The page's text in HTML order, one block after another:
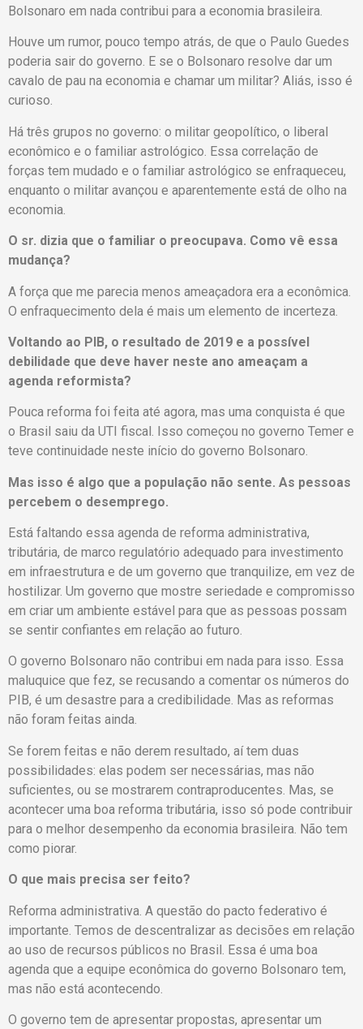
Bolsonaro em nada contribui para a economia brasileira.
Houve um rumor, pouco tempo atrás, de que o Paulo Guedes
poderia sair do governo. E se o Bolsonaro resolve dar um
cavalo de pau na economia e chamar um militar? Aliás, isso é
curioso.
Há três grupos no governo: o militar geopolítico, o liberal
econômico e o familiar astrológico. Essa correlação de
forças tem mudado e o familiar astrológico se enfraqueceu,
enquanto o militar avançou e aparentemente está de olho na
economia.
O sr. dizia que o familiar o preocupava. Como vê essa
mudança?
A força que me parecia menos ameaçadora era a econômica.
O enfraquecimento dela é mais um elemento de incerteza.
Voltando ao PIB, o resultado de 2019 e a possível
debilidade que deve haver neste ano ameaçam a
agenda reformista?
Pouca reforma foi feita até agora, mas uma conquista é que
o Brasil saiu da UTI fiscal. Isso começou no governo Temer e
teve continuidade neste início do governo Bolsonaro.
Mas isso é algo que a população não sente. As pessoas
percebem o desemprego.
Está faltando essa agenda de reforma administrativa,
tributária, de marco regulatório adequado para investimento
em infraestrutura e de um governo que tranquilize, em vez de
hostilizar. Um governo que mostre seriedade e compromisso
em criar um ambiente estável para que as pessoas possam
se sentir confiantes em relação ao futuro.
O governo Bolsonaro não contribui em nada para isso. Essa
maluquice que fez, se recusando a comentar os números do
PIB, é um desastre para a credibilidade. Mas as reformas
não foram feitas ainda.
Se forem feitas e não derem resultado, aí tem duas
possibilidades: elas podem ser necessárias, mas não
suficientes, ou se mostrarem contraproducentes. Mas, se
acontecer uma boa reforma tributária, isso só pode contribuir
para o melhor desempenho da economia brasileira. Não tem
como piorar.
O que mais precisa ser feito?
Reforma administrativa. A questão do pacto federativo é
importante. Temos de descentralizar as decisões em relação
ao uso de recursos públicos no Brasil. Essa é uma boa
agenda que a equipe econômica do governo Bolsonaro tem,
mas não está acontecendo.
O governo tem de apresentar propostas, apresentar um